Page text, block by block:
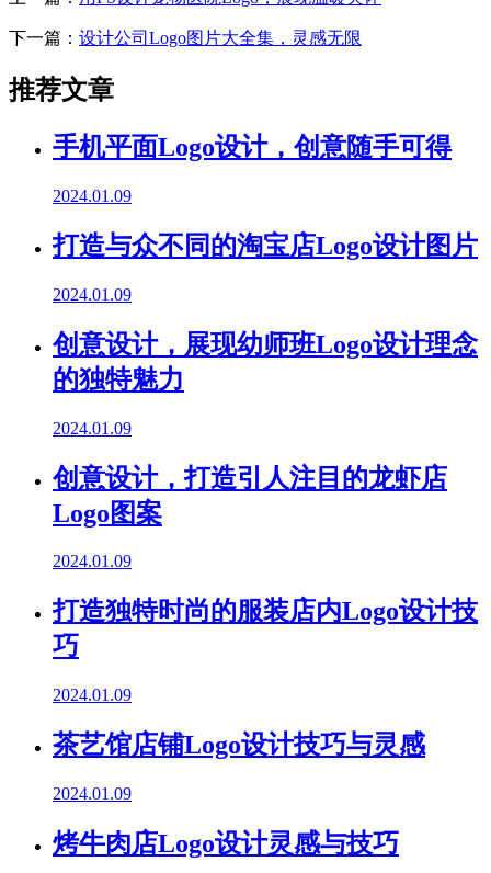
下一篇： 设计公司Logo图片大全集，灵感无限
推荐文章
手机平面Logo设计，创意随手可得
2024.01.09
打造与众不同的淘宝店Logo设计图片
2024.01.09
创意设计，展现幼师班Logo设计理念
的独特魅力
2024.01.09
创意设计，打造引人注目的龙虾店
Logo图案
2024.01.09
打造独特时尚的服装店内Logo设计技
巧
2024.01.09
茶艺馆店铺Logo设计技巧与灵感
2024.01.09
烤牛肉店Logo设计灵感与技巧